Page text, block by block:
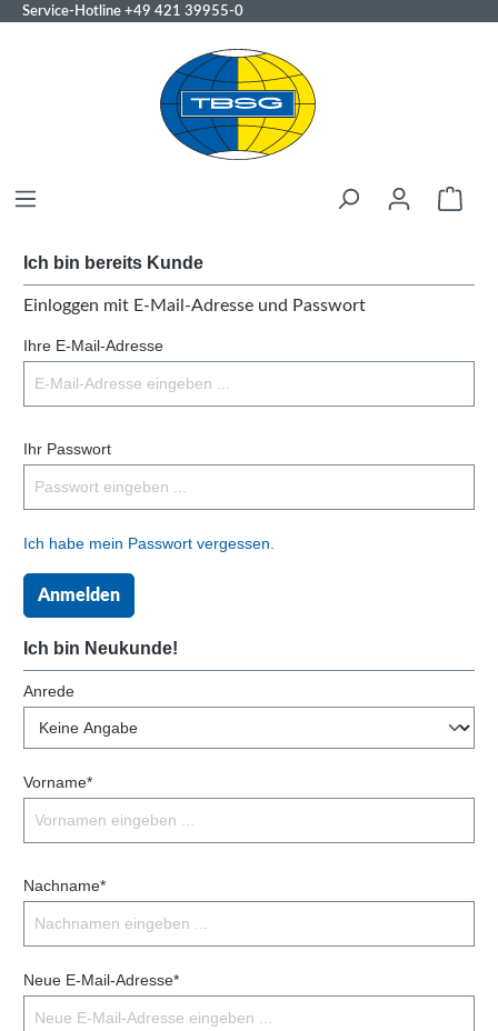
Service-Hotline +49 421 39955-0
Ich bin bereits Kunde
Einloggen mit E-Mail-Adresse und Passwort
Ihre E-Mail-Adresse
Ihr Passwort
Ich habe mein Passwort vergessen.
Anmelden
Ich bin Neukunde!
Anrede
Vorname*
Nachname*
Neue E-Mail-Adresse*